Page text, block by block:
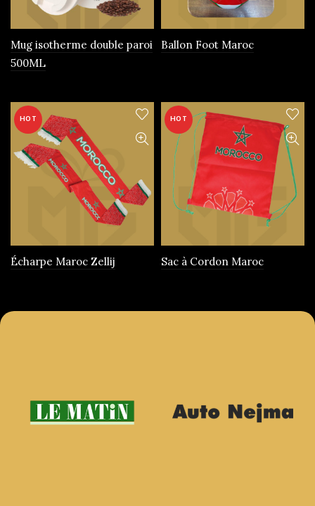
page
du
Mug isotherme double paroi
500ML
Ballon Foot Maroc
HOT
Écharpe Maroc Zellij
HOT
Sac à Cordon Maroc